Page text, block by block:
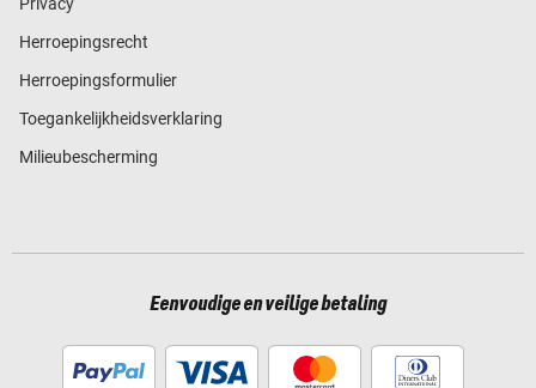
Privacy
Herroepingsrecht
Herroepingsformulier
Toegankelijkheidsverklaring
Milieubescherming
Eenvoudige en veilige betaling